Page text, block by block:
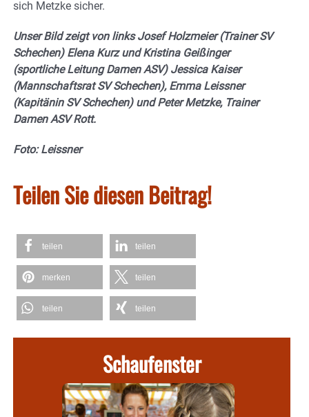
sich Metzke sicher.
Unser Bild zeigt von links Josef Holzmeier (Trainer SV
Schechen) Elena Kurz und Kristina Geißinger
(sportliche Leitung Damen ASV) Jessica Kaiser
(Mannschaftsrat SV Schechen), Emma Leissner
(Kapitänin SV Schechen) und Peter Metzke, Trainer
Damen ASV Rott.
Foto: Leissner
Teilen Sie diesen Beitrag!
teilen teilen
merken teilen
teilen teilen
Schaufenster